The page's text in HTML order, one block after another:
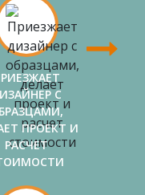
С
ПРОЕКТ И
РАСЧЕТ